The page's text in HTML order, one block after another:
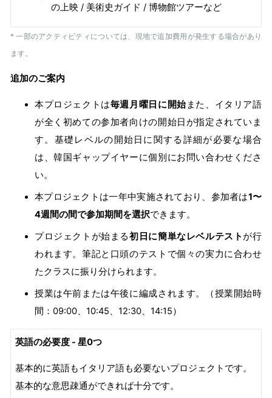
の上映 / 美術史ガイド / 博物館ツアーなど
* 一部のアクティビティについては、現地で追加費用が発生する場合があり
ます。
追加のご案内
本プロジェクトは毎週月曜日に開始 また、イタリア語
が全く初めての参加者向けの開始日が指定されていま
す。基礎レベルの開始日に関する詳細が必要な場合
は、韓国ギャップイヤーに個別にお問い合わせくださ
い。
本プロジェクトは一年中実施されており、参加者は1〜
4週間の間で参加期間を選択できます。
プロジェクトが始まる初日に簡単なレベルテスト が行
われます。筆記と口頭のテストで個々の実力に合わせ
たクラスに振り分けられます。
授業は午前または午後に編成されます。（授業開始時
間：09:00、10:45、12:30、14:15）
英語の必要度 - 星0つ
基本的に英語もイタリア語も必要ないプロジェクトです。
基本的な意思疎通ができれば十分です。